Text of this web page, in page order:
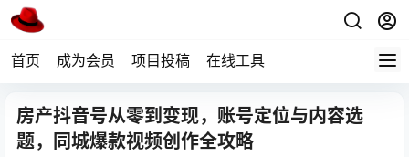
首页 成为会员 项目投稿 在线工具
房产抖音号从零到变现，账号定位与内容选
题，同城爆款视频创作全攻略